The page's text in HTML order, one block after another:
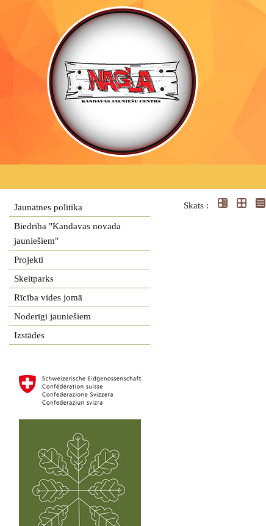
Jaunatnes politika
Biedrība "Kandavas novada
jauniešiem"
Projekti
Skeitparks
Rīcība vides jomā
Noderīgi jauniešiem
Izstādes
Skats :